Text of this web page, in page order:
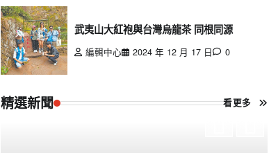
武夷山大紅袍與台灣烏龍茶 同根同源
編輯中心 2024 年 12 月 17 日 0
精選新聞 看更多